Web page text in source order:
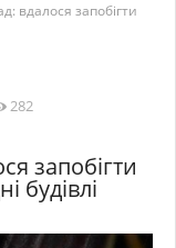
вдалося запобігти
282
запобігти
будівлі